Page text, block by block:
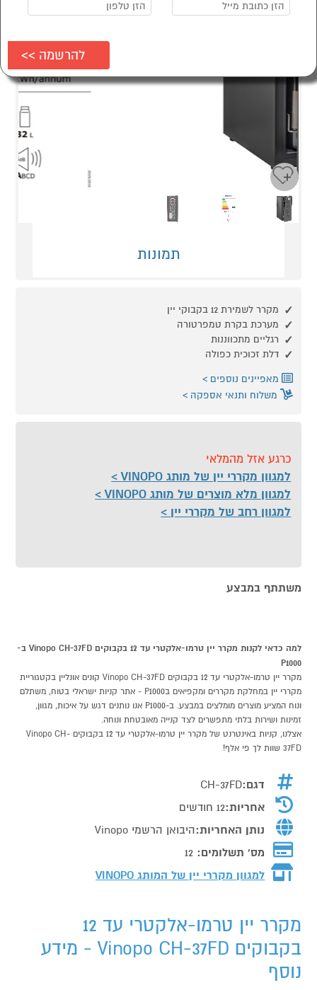
תמונות
מקרר לשמירת 12 בקבוקי יין
מערכת בקרת טמפרטורה
רגליים מתכווננות
דלת זכוכית כפולה
מאפיינים נוספים
משלוח ותנאי אספקה
כרגע אזל מהמלאי
למגוון מקררי יין של מותג VINOPO
למגוון מלא מוצרים של מותג VINOPO
למגוון רחב של מקררי יין
משתתף במבצע
למה כדאי לקנות מקרר יין טרמו-אלקטרי עד 12 בקבוקים Vinopo CH-37FD ב-
P1000
מקרר יין טרמו-אלקטרי עד 12 בקבוקים Vinopo CH-37FD קונים אונליין בקטגוריית
מקררי יין במחלקת מקררים ומקפיאים בP1000 - אתר קניות ישראלי בטוח, משתלם
ונוח המציע מוצרים מומלצים במבצע. ב-P1000 אנו נותנים דגש על איכות, מגוון,
זמינות ושירות בלתי מתפשרים לצד קנייה מאובטחת ונוחה.
אצלנו, קניות באינטרנט של מקרר יין טרמו-אלקטרי עד 12 בקבוקים Vinopo CH-
37FD שוות לך פי אלף!
דגם:CH-37FD
אחריות:12 חודשים
נותן האחריות:היבואן הרשמי Vinopo
מס' תשלומים: 12
למגוון מקררי יין של המותג VINOPO
מקרר יין טרמו-אלקטרי עד 12
בקבוקים Vinopo CH-37FD - מידע
נוסף